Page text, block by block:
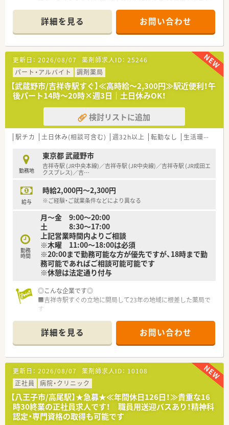
中できる環境です
■混注・ケモ・無菌調剤など、幅広い業務を担当できます！
■一般的な院内業務だけでなく、チーム医療に重点を置き、院内
委員会積極参加等進んで学べる環境が整っております！
詳細を見る お問い合わせ
更新日： 2026/08/07 薬剤師求人ID： 25246
パート・アルバイト
調剤薬局
【武蔵野市/吉祥寺駅すぐ】≪高時給～2,300円≫駅近便利！午
後パート14時～20時×週3日｜土日休みOK！
検討リストに追加
駅チカ 土日休み(相談可含む) 週32h以上 転勤なし 生活環境充実
勤務地
東京都 武蔵野市
吉祥寺駅 (JR中央本線)／吉祥寺駅 (JR中央線)／吉祥寺駅 (JR成田エ
クスプレス)／吉…
給与
時給2,000円～2,300円
※ご経験・ご就業条件などにより異なる
勤務
時間
月〜金 9:00～20:00
土 8:30～17:00
上記営業時間内よりご相談
※木曜 11:00～18:00は必須
※20:00まで勤務可能な方が優先ですが、18時まで勤
務可能であればご相談可能可能です
※休憩は法定通り付与
◎こんな企業です◎
■吉祥寺駅すぐの立地に開局して23年の地域に根差した薬局で
す
な毎日のお手伝いをさせていただくことを使命としています
■備蓄医薬品は2,600品目以上！どんな処方箋にも対応すべく、多
くの医薬品を取り揃えています
■オンライン服薬指導も行っています
■定着率が高く、従業員満足も高い企業です
◎薬局について◎
■吉祥寺駅徒歩1分！駅から一番近い薬局
■近くのクリニックのほか、駅前のため面対応で様々な処方を見
るとこができる環境です
1日の処方箋枚数は約60枚、薬剤師2名体制です
詳細を見る お問い合わせ
更新日： 2026/08/07 薬剤師求人ID： 10108
正社員
病院・クリニック
【八王子市/高尾駅】★急募★≪年間休日126日！≫貴重な16
時30終業の正社員求人です！ 職員用送迎バスあり！精神科
認定・専門資格の取得も可能です